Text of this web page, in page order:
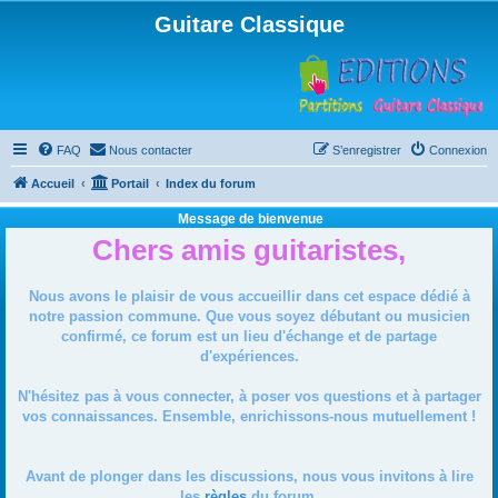
Guitare Classique
FAQ Nous contacter Connexion
S’enregistrer
Accueil Portail Index du forum
Message de bienvenue
Chers amis guitaristes,
Nous avons le plaisir de vous accueillir dans cet espace dédié à
notre passion commune. Que vous soyez débutant ou musicien
confirmé, ce forum est un lieu d'échange et de partage
d'expériences.
N'hésitez pas à vous connecter, à poser vos questions et à partager
vos connaissances. Ensemble, enrichissons-nous mutuellement !
Avant de plonger dans les discussions, nous vous invitons à lire